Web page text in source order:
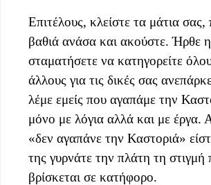
Επιτέλους, κλείστε τα μάτια σας,
βαθιά ανάσα και ακούστε. Ήρθε
σταματήσετε να κατηγορείτε
άλλους για τις δικές σας
λέμε εμείς που αγαπάμε την
μόνο με λόγια αλλά και με έργα.
«δεν αγαπάνε την Καστοριά»
της γυρνάτε την πλάτη τη στιγμή
βρίσκεται σε κατήφορο.